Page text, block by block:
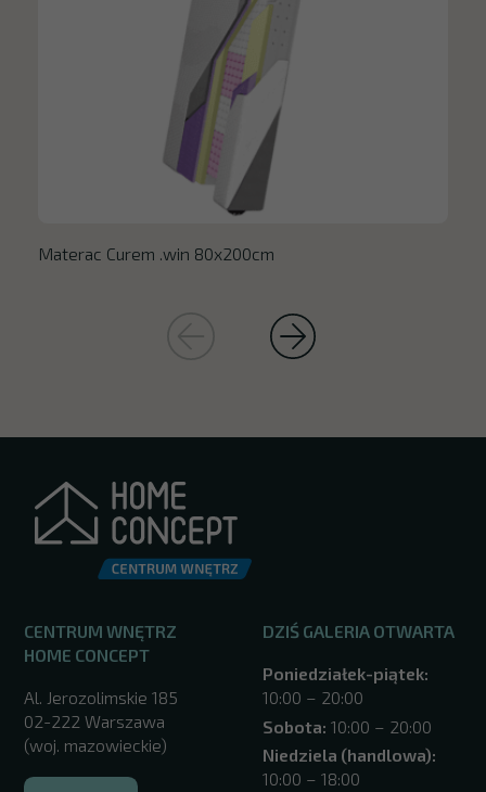
Materac Curem .win 80x200cm
CENTRUM WNĘTRZ
HOME CONCEPT
Al. Jerozolimskie 185
02-222 Warszawa
(woj. mazowieckie)
DZIŚ GALERIA OTWARTA
Poniedziałek-piątek:
10:00 – 20:00
Sobota: 10:00 – 20:00
Niedziela (handlowa):
10:00 – 18:00